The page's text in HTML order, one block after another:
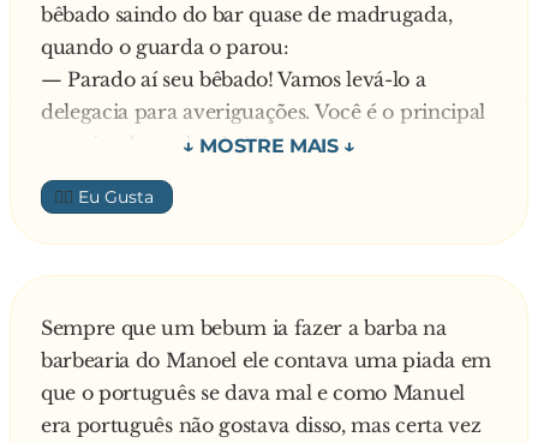
bêbado saindo do bar quase de madrugada,
quando o guarda o parou:
— Parado aí seu bêbado! Vamos levá-lo a
delegacia para averiguações. Você é o principal
suspeito do roubo da jóia.
Chegando lá, o delegado foi logo pegando o
bêbado a força, levando-o para um quartinho
para o bêbado confessar.
No local, havia uma bacia cheia d´água onde o
a força dentro d´água, dizendo:
— Confessa seu bêbado, safado !!! Confessa
onde está a jóia!!!
— Não seeeeiii de jóia nenhuma, seu delegado -
👍🏼
Sempre que um bebum ia fazer a barba na
barbearia do Manoel ele contava uma piada em
que o português se dava mal e como Manuel
era português não gostava disso, mas certa vez